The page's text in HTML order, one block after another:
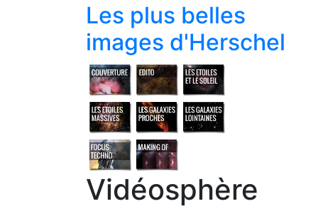
Les plus belles
images d'Herschel
Vidéosphère